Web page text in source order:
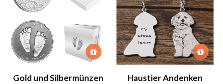
Gold und Silbermünzen
Haustier Andenken